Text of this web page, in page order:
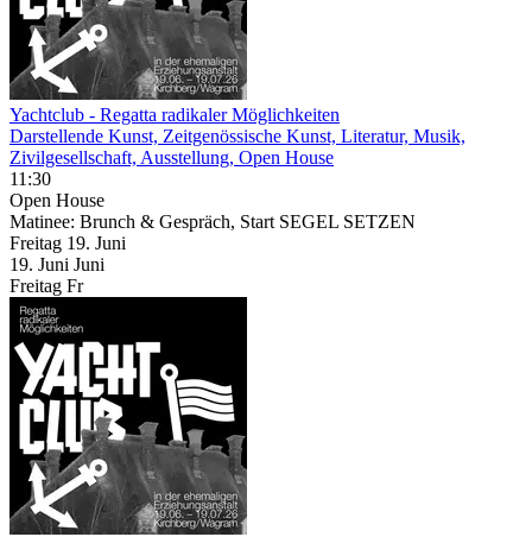
Yachtclub - Regatta radikaler Möglichkeiten
Darstellende Kunst, Zeitgenössische Kunst, Literatur, Musik,
Zivilgesellschaft, Ausstellung, Open House
11:30
Open House
Matinee: Brunch & Gespräch, Start SEGEL SETZEN
Freitag 19. Juni
19. Juni Juni
Freitag Fr